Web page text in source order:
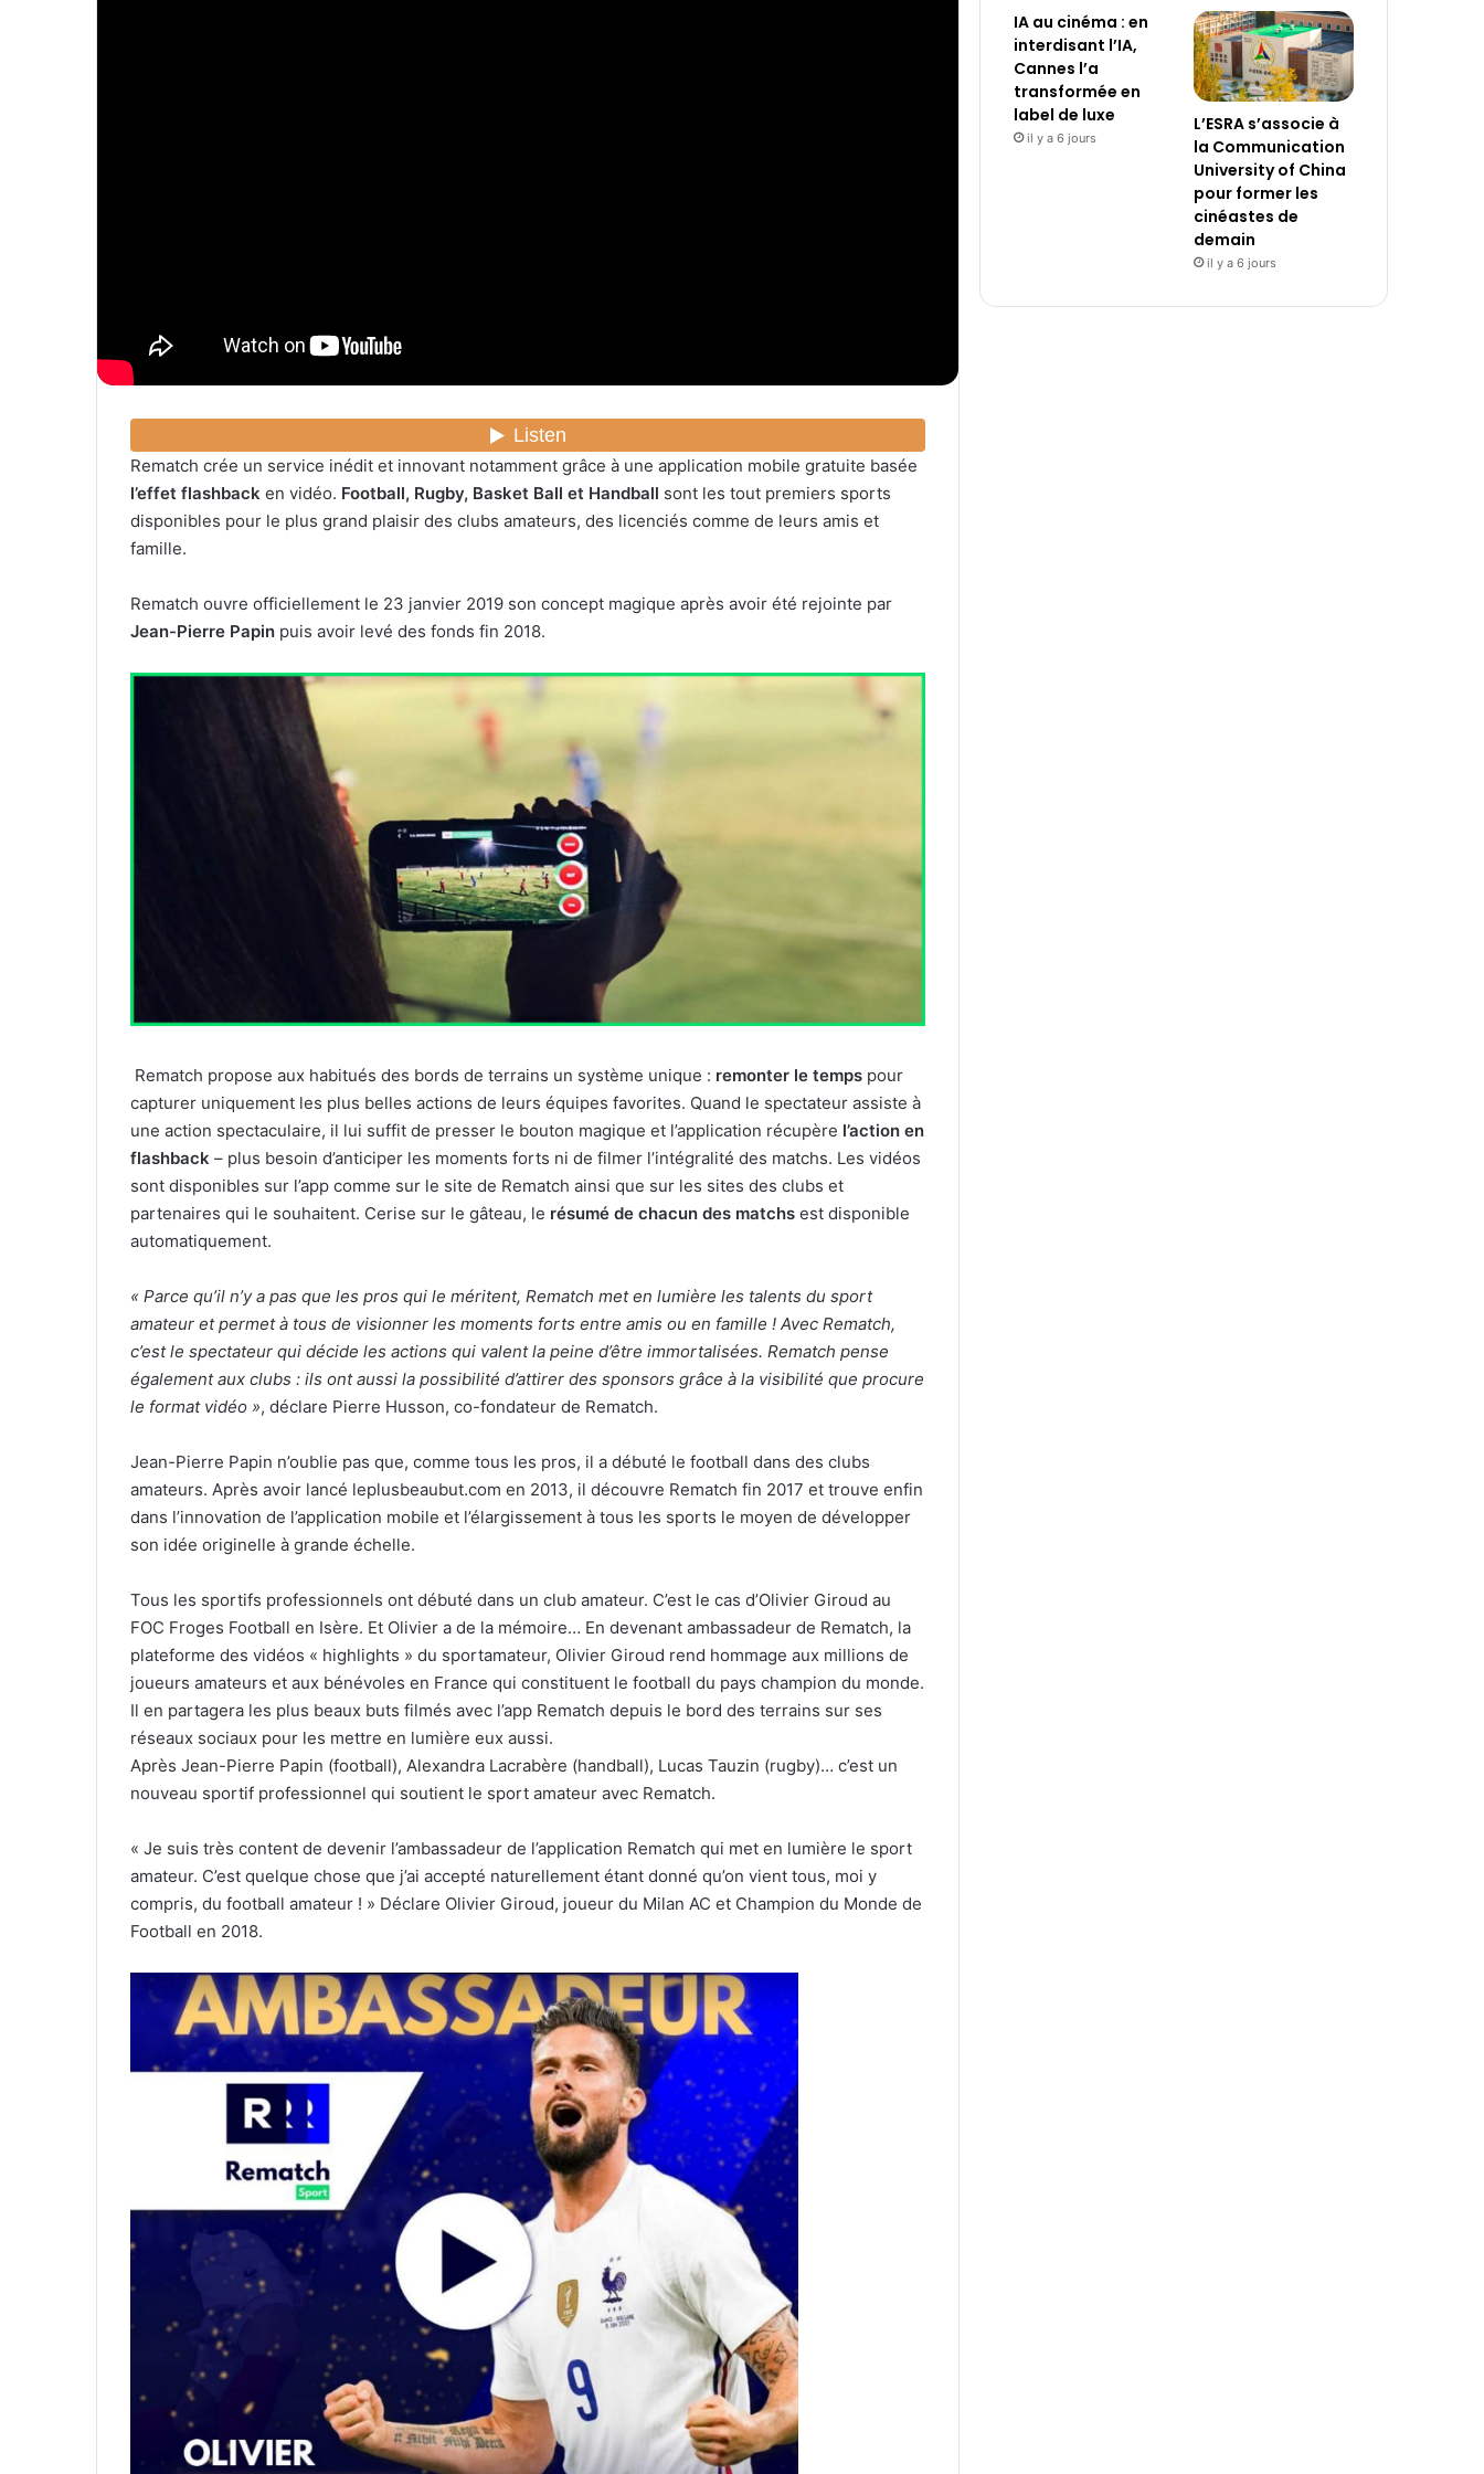
Rematch crée un service inédit et innovant notamment grâce à une application mobile gratuite basée
l’effet flashback en vidéo. Football, Rugby, Basket Ball et Handball sont les tout premiers sports
disponibles pour le plus grand plaisir des clubs amateurs, des licenciés comme de leurs amis et
famille.
Rematch ouvre officiellement le 23 janvier 2019 son concept magique après avoir été rejointe par
Jean-Pierre Papin puis avoir levé des fonds fin 2018.
Rematch propose aux habitués des bords de terrains un système unique : remonter le temps pour
capturer uniquement les plus belles actions de leurs équipes favorites. Quand le spectateur assiste à
une action spectaculaire, il lui suffit de presser le bouton magique et l’application récupère l’action en
flashback – plus besoin d’anticiper les moments forts ni de filmer l’intégralité des matchs. Les vidéos
sont disponibles sur l’app comme sur le site de Rematch ainsi que sur les sites des clubs et
partenaires qui le souhaitent. Cerise sur le gâteau, le résumé de chacun des matchs est disponible
automatiquement.
« Parce qu’il n’y a pas que les pros qui le méritent, Rematch met en lumière les talents du sport
amateur et permet à tous de visionner les moments forts entre amis ou en famille ! Avec Rematch,
c’est le spectateur qui décide les actions qui valent la peine d’être immortalisées. Rematch pense
également aux clubs : ils ont aussi la possibilité d’attirer des sponsors grâce à la visibilité que procure
le format vidéo », déclare Pierre Husson, co-fondateur de Rematch.
Jean-Pierre Papin n’oublie pas que, comme tous les pros, il a débuté le football dans des clubs
amateurs. Après avoir lancé leplusbeaubut.com en 2013, il découvre Rematch fin 2017 et trouve enfin
dans l’innovation de l’application mobile et l’élargissement à tous les sports le moyen de développer
son idée originelle à grande échelle.
Tous les sportifs professionnels ont débuté dans un club amateur. C’est le cas d’Olivier Giroud au
FOC Froges Football en Isère. Et Olivier a de la mémoire… En devenant ambassadeur de Rematch, la
plateforme des vidéos « highlights » du sportamateur, Olivier Giroud rend hommage aux millions de
joueurs amateurs et aux bénévoles en France qui constituent le football du pays champion du monde.
Il en partagera les plus beaux buts filmés avec l’app Rematch depuis le bord des terrains sur ses
réseaux sociaux pour les mettre en lumière eux aussi.
Après Jean-Pierre Papin (football), Alexandra Lacrabère (handball), Lucas Tauzin (rugby)… c’est un
nouveau sportif professionnel qui soutient le sport amateur avec Rematch.
« Je suis très content de devenir l’ambassadeur de l’application Rematch qui met en lumière le sport
amateur. C’est quelque chose que j’ai accepté naturellement étant donné qu’on vient tous, moi y
compris, du football amateur ! » Déclare Olivier Giroud, joueur du Milan AC et Champion du Monde de
Football en 2018.
IA au cinéma : en
interdisant l’IA,
Cannes l’a
transformée en
label de luxe
il y a 6 jours
L’ESRA s’associe à
la Communication
University of China
pour former les
cinéastes de
demain
il y a 6 jours